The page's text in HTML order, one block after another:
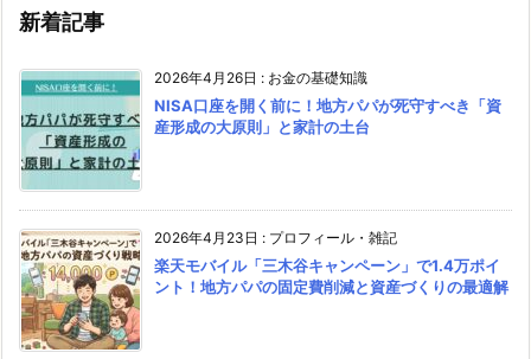
新着記事
2026年4月26日 : お金の基礎知識
NISA口座を開く前に！地方パパが死守すべき「資
産形成の大原則」と家計の土台
2026年4月23日 : プロフィール・雑記
楽天モバイル「三木谷キャンペーン」で1.4万ポイ
ント！地方パパの固定費削減と資産づくりの最適解